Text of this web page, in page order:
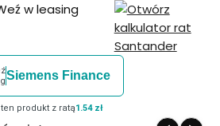
w leasing
Siemens Finance
ten produkt z ratą1.54 zł